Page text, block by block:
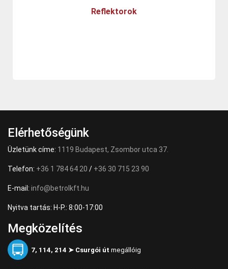
Reflektorok
Elérhetőségünk
Üzletünk címe: 1119 Budapest, Zsombor utca 37.
Telefon: +36 1 784 64 20 / +36 30 715 23 90
E-mail: info@betrolkft.hu
Nyitva tartás: H-P.: 8:00-17:00
Megközelítés
7, 114, 214 ➤ Csurgói út megállóig